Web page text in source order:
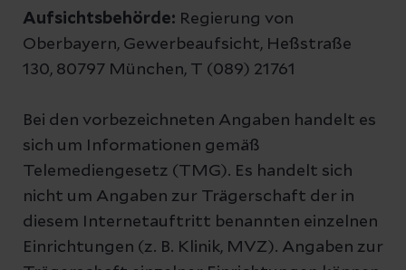
Aufsichtsbehörde: Regierung von
Oberbayern, Gewerbeaufsicht, Heßstraße
130, 80797 München, T (089) 21761
Bei den vorbezeichneten Angaben handelt es
sich um Informationen gemäß
Telemediengesetz (TMG). Es handelt sich
nicht um Angaben zur Trägerschaft der in
diesem Internetauftritt benannten einzelnen
Einrichtungen (z. B. Klinik, MVZ). Angaben zur